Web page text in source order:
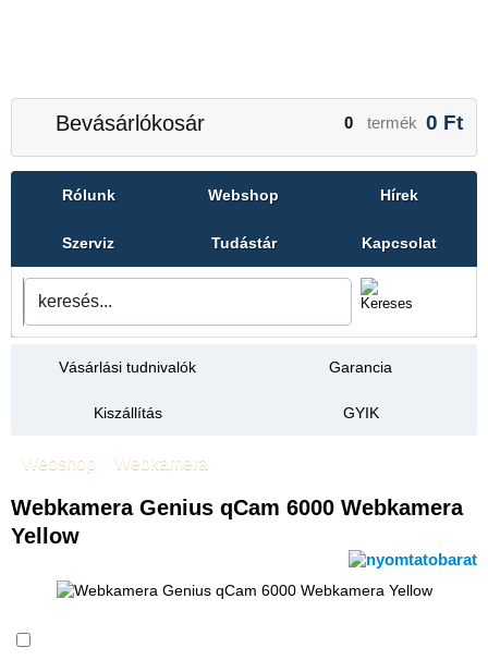
Bevásárlókosár 0 termék 0 Ft
Rólunk Webshop Hírek
Szerviz Tudástár Kapcsolat
Vásárlási tudnivalók Garancia
Kiszállítás GYIK
Webshop Webkamera
Webkamera Genius qCam 6000 Webkamera
Yellow